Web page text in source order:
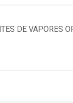
DE VAPORES